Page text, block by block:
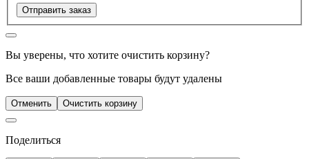
Отправить заказ
Вы уверены, что хотите очистить корзину?
Все ваши добавленные товары будут удалены
Отменить Очистить корзину
Поделиться